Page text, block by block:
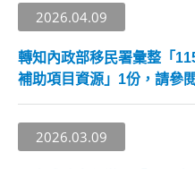
2026.04.09
轉知內政部移民署彙整「
補助項目資源」1份，請參
2026.03.09